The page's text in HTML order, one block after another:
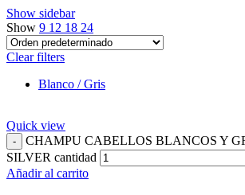
Show sidebar
Show 9 12 18 24
Clear filters
Blanco / Gris
Quick view
CHAMPU CABELLOS BLANCOS Y
SILVER cantidad
Añadir al carrito